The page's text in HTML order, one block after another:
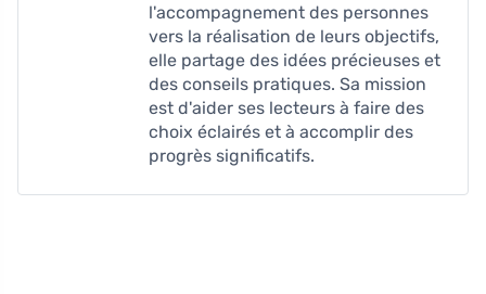
l'accompagnement des personnes
vers la réalisation de leurs objectifs,
elle partage des idées précieuses et
des conseils pratiques. Sa mission
est d'aider ses lecteurs à faire des
choix éclairés et à accomplir des
progrès significatifs.